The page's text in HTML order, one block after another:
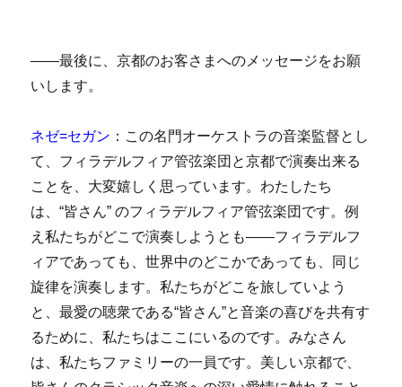
――最後に、京都のお客さまへのメッセージをお願
いします。
ネゼ=セガン ：この名門オーケストラの音楽監督とし
て、フィラデルフィア管弦楽団と京都で演奏出来る
ことを、大変嬉しく思っています。わたしたち
は、“皆さん” のフィラデルフィア管弦楽団です。例
え私たちがどこで演奏しようとも――フィラデルフ
ィアであっても、世界中のどこかであっても、同じ
旋律を演奏します。私たちがどこを旅していよう
と、最愛の聴衆である“皆さん”と音楽の喜びを共有す
るために、私たちはここにいるのです。みなさん
は、私たちファミリーの一員です。美しい京都で、